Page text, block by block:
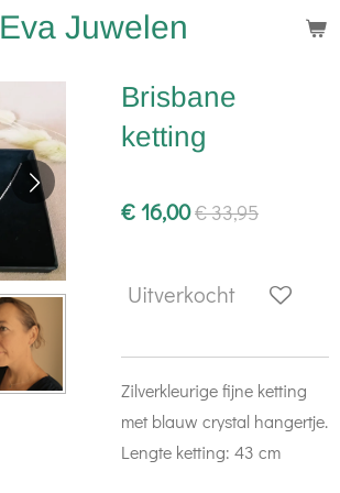
Eva Juwelen
Brisbane
ketting
€ 16,00€ 33,95
Uitverkocht
Zilverkleurige fijne ketting
met blauw crystal hangertje.
Lengte ketting: 43 cm